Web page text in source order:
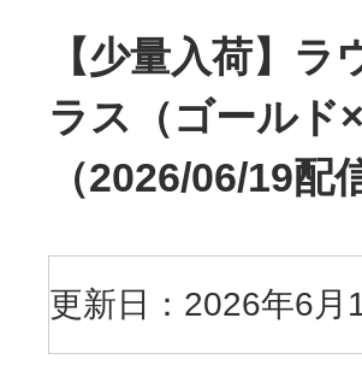
【少量入荷】
ラス（ゴールド
（2026/06/19配
更新日：2026年6月